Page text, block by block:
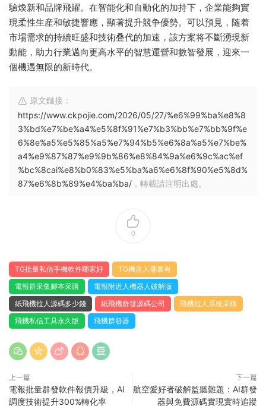
驗煥新和品牌飛躍。在智能化和自動化的加持下，企業能夠實
現柔性生産和敏捷響應，顯著提升競争優勢。可以預見，随着
市場需求的持續旺盛和技術叠代的加速，該方案将不斷湧現新
動能，助力行業邁向更高水平的智慧運營和數智發展，迎來一
個機遇無限的新時代。
原文鏈接：
https://www.ckpojie.com/2026/05/27/%e6%99%ba%e8%8
3%bd%e7%be%a4%e5%8f%91%e7%b3%bb%e7%bb%9f%e
6%8e%a5%e5%85%a5%e7%94%b5%e6%8a%a5%e7%be%
a4%e9%87%87%e9%9b%86%e8%84%9a%e6%9c%ac%ef
%bc%8cai%e8%b0%83%e5%ba%a6%e6%8f%90%e5%8d%
87%e6%8b%89%e4%ba%ba/ ，轉載請注明出處。
0
TG批量私信手機軟件哪家好
TG機器人哪裏有
電報群采集腳本采購
電報附近人機器人破解版
紙飛機拉人源碼多少錢
紙飛機群發源碼公司
飛機拉人系統采購
飛機私信工具永久版
飛機群發器
上一篇
電報批量群發軟件報價升級，AI
調度技術提升300%轉化率
下一篇
航空愛好者破解監聽難題：AI群發
器與免費源碼實現實時追蹤